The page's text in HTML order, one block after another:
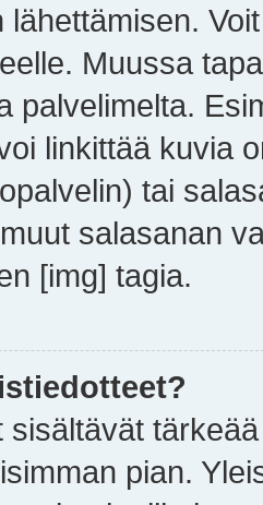
lähettämisen.
Muussa
palvelimelta.
linkittää kuvia
tai
salasanan
[img] tagia.
sisältävät
pian.